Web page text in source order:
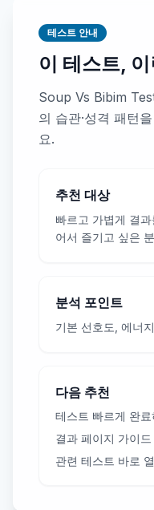
테스트 안내
이 테스트,
Soup Vs Bibim
의 습관·성격 패턴
요.
추천 대상
빠르고 가볍게 결
어서 즐기고 싶은 분
분석 포인트
기본 선호도, 에너
다음 추천
테스트 빠르게 완료
결과 페이지 가이드
관련 테스트 바로